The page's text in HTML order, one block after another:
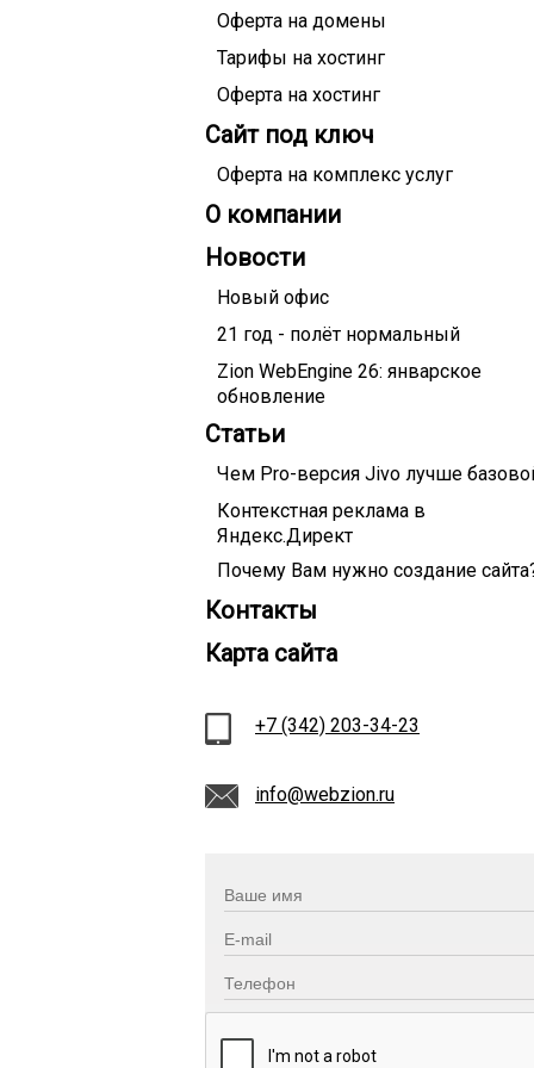
Оферта на домены
Тарифы на хостинг
Оферта на хостинг
Сайт под ключ
Оферта на комплекс услуг
О компании
Новости
Новый офис
21 год - полёт нормальный
Zion WebEngine 26: январское
обновление
Статьи
Чем Pro-версия Jivo лучше
Контекстная реклама в
Яндекс.Директ
Почему Вам нужно создание
Контакты
Карта сайта
+7 (342) 203-34-23
info@webzion.ru